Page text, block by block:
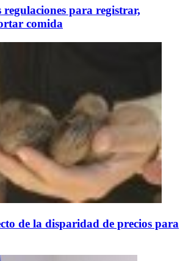
para registrar,
comida
de la disparidad de precios para